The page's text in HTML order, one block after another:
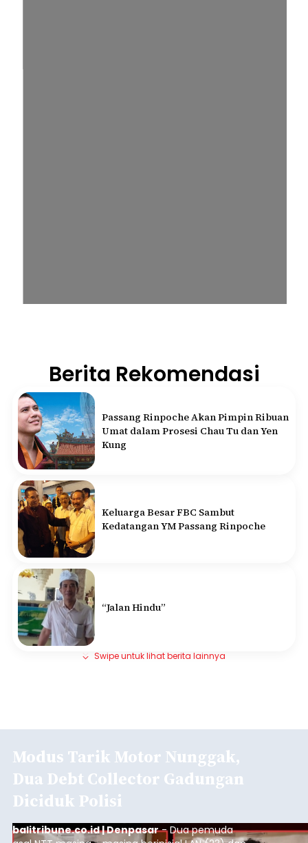
Berita Rekomendasi
Passang Rinpoche Akan Pimpin Ribuan
Umat dalam Prosesi Chau Tu dan Yen
Kung
Keluarga Besar FBC Sambut
Kedatangan YM Passang Rinpoche
“Jalan Hindu”
Swipe untuk lihat berita lainnya
Modus Tarik Motor Nunggak,
Dua Debt Collector Gadungan
Diciduk Polisi
balitribune.co.id | Denpasar- Dua pemuda